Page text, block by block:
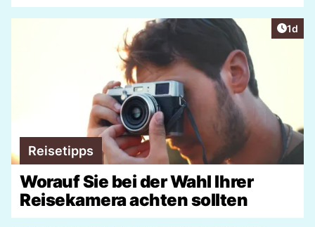
1d
Reisetipps
Worauf Sie bei der Wahl Ihrer
Reisekamera achten sollten